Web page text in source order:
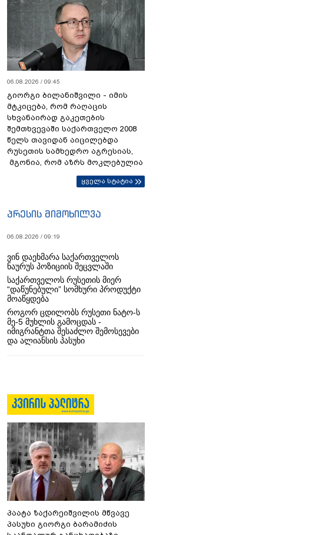
06.08.2026 / 09:45
გიორგი ბილანიშვილი - იმის
მტკიცება, რომ რაღაცის
სხვანაირად გაკეთების
შემთხვევაში საქართველო 2008
წელს თავიდან აიცილებდა
რუსეთის სამხედრო აგრესიას,
მგონია, რომ აზრს მოკლებულია
ყველა სტატია
პრესის მიმოხილვა
06.08.2026 / 09:19
ვინ დაეხმარა საქართველოს
ნაურუს პოზიციის შეცვლაში
საქართველოს რუსეთის მიერ
“დაწუნებული” სომხური პროდუქტი
მოაწყდება
როგორ ცდილობს რუსეთი ნატო-ს
მე-5 მუხლის გამოცდას -
იმიგრანტთა შესაძლო შემოსევები
და ალიანსის პასუხი
პაატა ზაქარეიშვილის მწვავე
პასუხი გიორგი ბარამიძის